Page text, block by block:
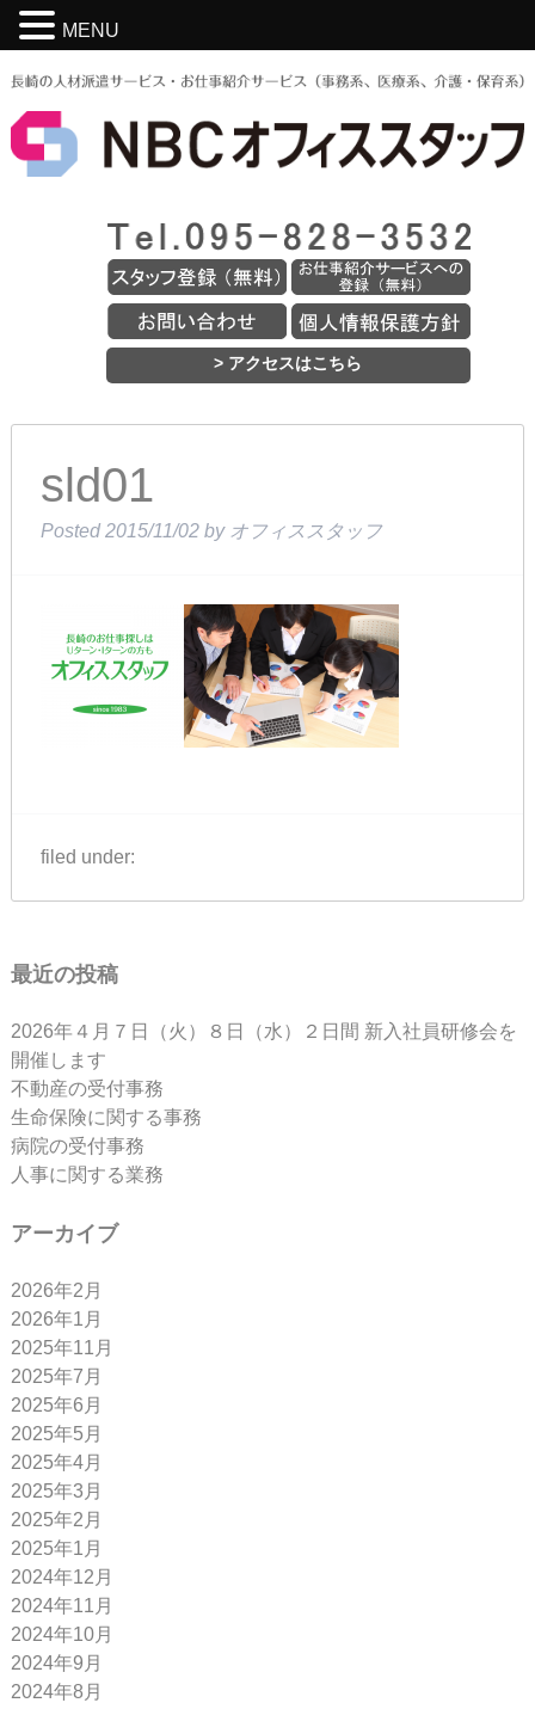
> アクセスはこちら
sld01
Posted 2015/11/02 by オフィススタッフ
filed under:
最近の投稿
2026年４月７日（火）８日（水）２日間 新入社員研修会を
開催します
不動産の受付事務
生命保険に関する事務
病院の受付事務
人事に関する業務
アーカイブ
2026年2月
2026年1月
2025年11月
2025年7月
2025年6月
2025年5月
2025年4月
2025年3月
2025年2月
2025年1月
2024年12月
2024年11月
2024年10月
2024年9月
2024年8月
MENU